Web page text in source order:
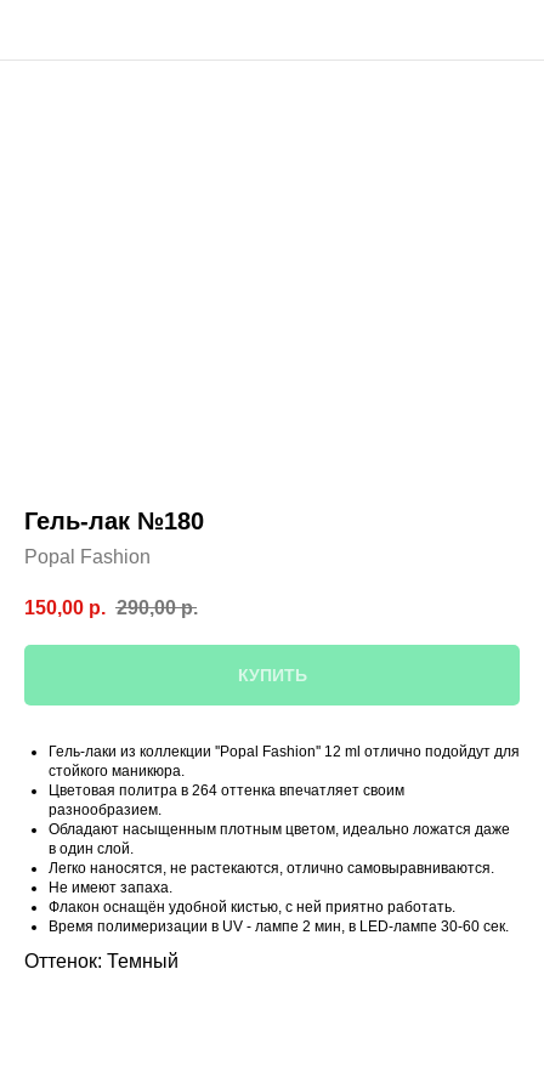
Гель-лак №180
Popal Fashion
150,00 р. 290,00 р.
КУПИТЬ
Гель-лаки из коллекции ''Popal Fashion'' 12 ml отлично подойдут для
стойкого маникюра.
Цветовая политра в 264 оттенка впечатляет своим
разнообразием.
Обладают насыщенным плотным цветом, идеально ложатся даже
в один слой.
Легко наносятся, не растекаются, отлично самовыравниваются.
Не имеют запаха.
Флакон оснащён удобной кистью, с ней приятно работать.
Время полимеризации в UV - лампе 2 мин, в LED-лампе 30-60 сек.
Оттенок: Темный